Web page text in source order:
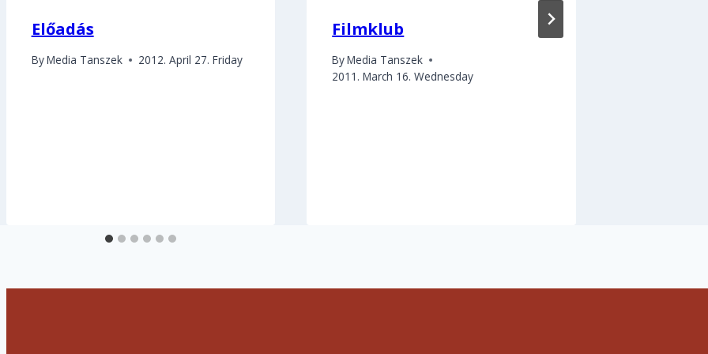
Előadás
ByMedia Tanszek 2012. April 27. Friday
Filmklub
ByMedia Tanszek
2011. March 16. Wednesday